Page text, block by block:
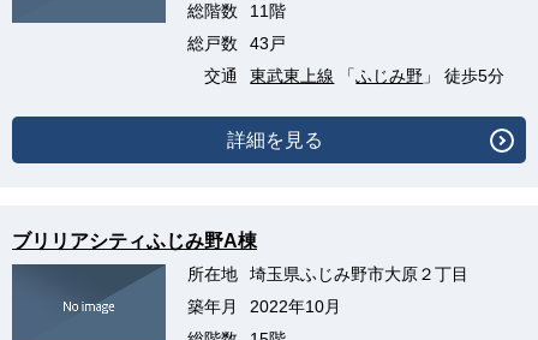
総階数
11階
総戸数
43戸
交通
東武東上線 「ふじみ野 」 徒歩5分
詳細を見る
ブリリアシティふじみ野A棟
所在地
埼玉県ふじみ野市大原２丁目
築年月
2022年10月